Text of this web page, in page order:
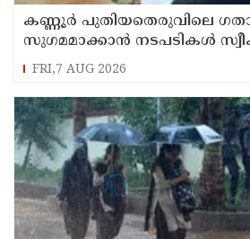
കണ്ണൂർ പുതിയതെരുവിലെ
സുഗമമാക്കാന്‍ നടപടികള്‍
FRI,7 AUG 2026